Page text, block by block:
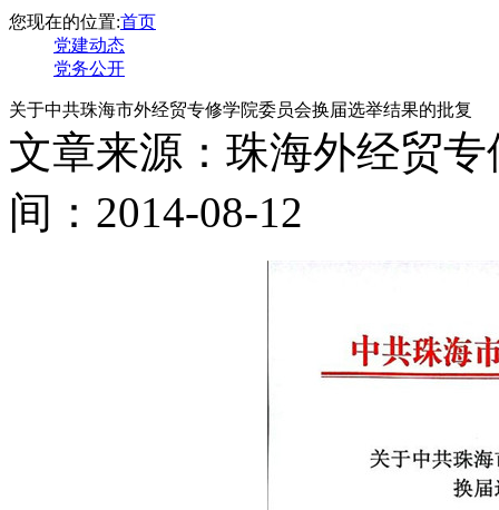
您现在的位置:首页
党建动态
党务公开
关于中共珠海市外经贸专修学院委员会换届选举结果的批复
文章来源：珠海外经贸
间：2014-08-12